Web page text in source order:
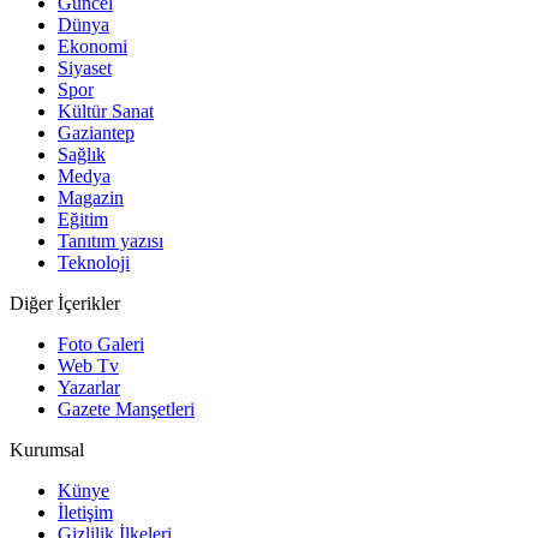
Dünya
Ekonomi
Siyaset
Spor
Kültür Sanat
Gaziantep
Sağlık
Medya
Magazin
Eğitim
Tanıtım yazısı
Teknoloji
Diğer İçerikler
Foto Galeri
Web Tv
Yazarlar
Gazete Manşetleri
Kurumsal
Künye
İletişim
Gizlilik İlkeleri